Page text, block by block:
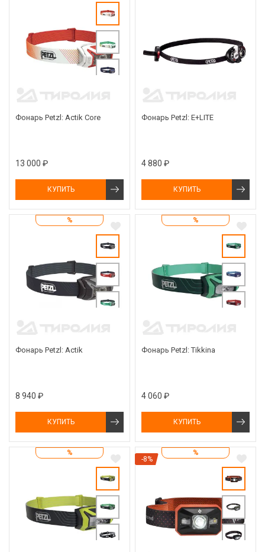
Фонарь Petzl: Actik Core
13 000 ₽
КУПИТЬ
Фонарь Petzl: E+LITE
4 880 ₽
КУПИТЬ
%
Фонарь Petzl: Actik
8 940 ₽
КУПИТЬ
%
Фонарь Petzl: Tikkina
4 060 ₽
КУПИТЬ
%
%
-8%